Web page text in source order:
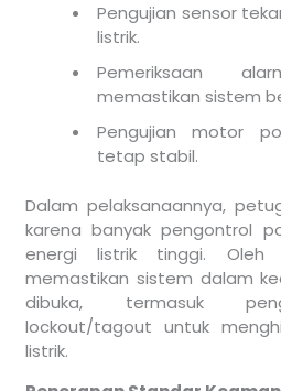
Pengujian sensor
listrik.
Pemeriksaan
memastikan sistem
Pengujian motor
tetap stabil.
Dalam pelaksanaannya,
karena banyak pengontrol
energi listrik tinggi. Oleh
memastikan sistem dalam
dibuka, termasuk
lockout/tagout untuk
listrik.